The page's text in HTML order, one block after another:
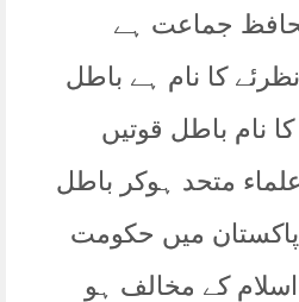
جماعت ہے
کا نام ہے باطل
نام باطل قوتیں
متحد ہوکر باطل
پاکستان میں حکومت
کے مخالف ہو